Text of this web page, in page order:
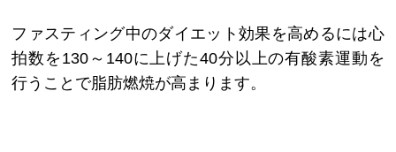
ファスティング中のダイエット効果を高めるには心
拍数を130～140に上げた40分以上の有酸素運動を
行うことで脂肪燃焼が高まります。